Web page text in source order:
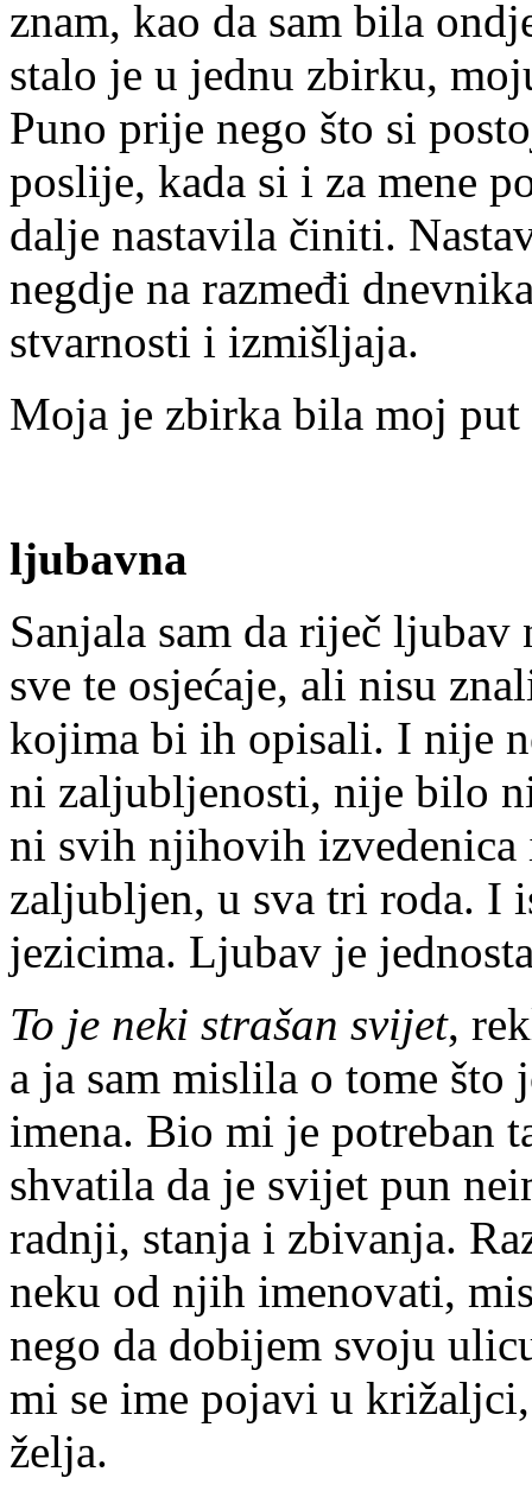
znam, kao da sam bila
stalo je u jednu zbirku,
Puno prije nego što si
poslije, kada si i za mene
dalje nastavila činiti.
negdje na razmeđi
stvarnosti i izmišljaja.
Moja je zbirka bila moj put
ljubavna
Sanjala sam da riječ
sve te osjećaje, ali nisu
kojima bi ih opisali. I nije
ni zaljubljenosti, nije bilo
ni svih njihovih
zaljubljen, u sva tri roda. I
jezicima. Ljubav je
To je neki strašan svijet,
a ja sam mislila o tome što
imena. Bio mi je potreban
shvatila da je svijet pun
radnji, stanja i zbivanja.
neku od njih imenovati,
nego da dobijem svoju
mi se ime pojavi u
želja.